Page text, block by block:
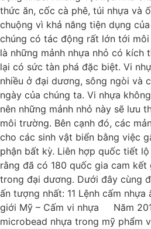
thức ăn, cốc cà phê, túi nhựa và
chuộng vì khả năng tiện dụng
chúng có tác động rất lớn tới
là những mảnh nhựa nhỏ có kích
lại có sức tàn phá đặc biệt. Vi
nhiều ở đại dương, sông ngòi và
ngày của chúng ta. Vi nhựa
nên những mảnh nhỏ này sẽ lưu
môi trường. Bên cạnh đó, các
cho các sinh vật biển bằng việc
phận bất kỳ. Liên hợp quốc tiết
rằng đã có 180 quốc gia cam kết
trong đại dương. Dưới đây cùng
ấn tượng nhất: 11 Lệnh cấm
giới Mỹ – Cấm vi nhựa Năm
microbead nhựa trong mỹ phẩm